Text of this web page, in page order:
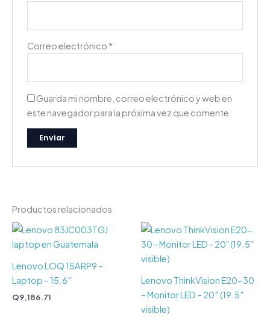
Correo electrónico *
Guarda mi nombre, correo electrónico y web en
este navegador para la próxima vez que comente.
Productos relacionados
Lenovo LOQ 15ARP9 –
Laptop – 15.6″
Q9,186.71
Lenovo ThinkVision E20-30
– Monitor LED – 20″ (19.5″
visible)